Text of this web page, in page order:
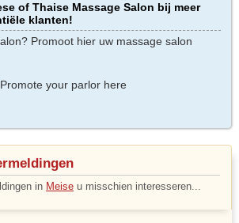
of Thaise Massage Salon bij meer
klanten!
Promoot hier uw massage salon
your parlor here
in Meise u misschien interesseren...